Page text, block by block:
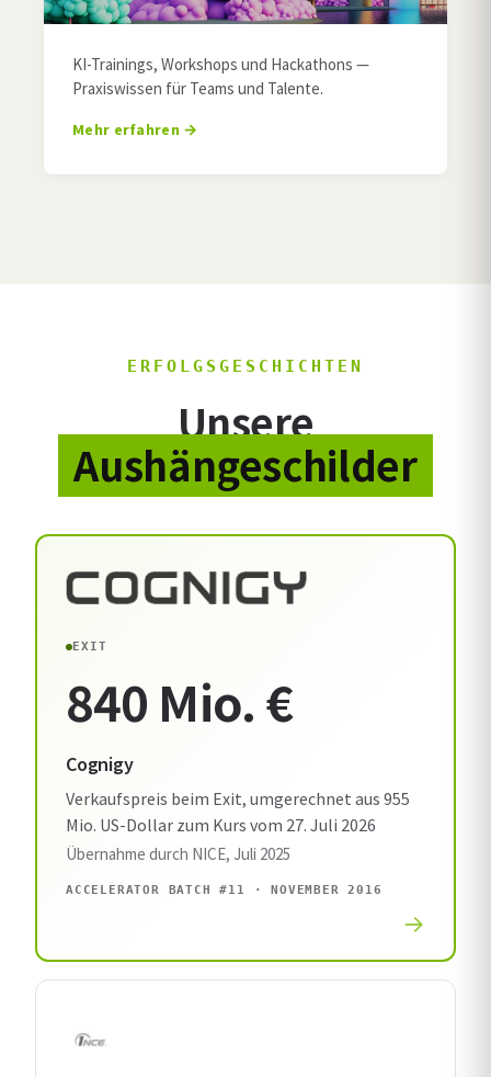
KI-Trainings, Workshops und Hackathons —
Praxiswissen für Teams und Talente.
Mehr erfahren
ERFOLGSGESCHICHTEN
Unsere
Aushängeschilder
EXIT
840 Mio. €
Cognigy
Verkaufspreis beim Exit, umgerechnet aus 955
Mio. US-Dollar zum Kurs vom 27. Juli 2026
Übernahme durch NICE, Juli 2025
ACCELERATOR BATCH #11 · NOVEMBER 2016